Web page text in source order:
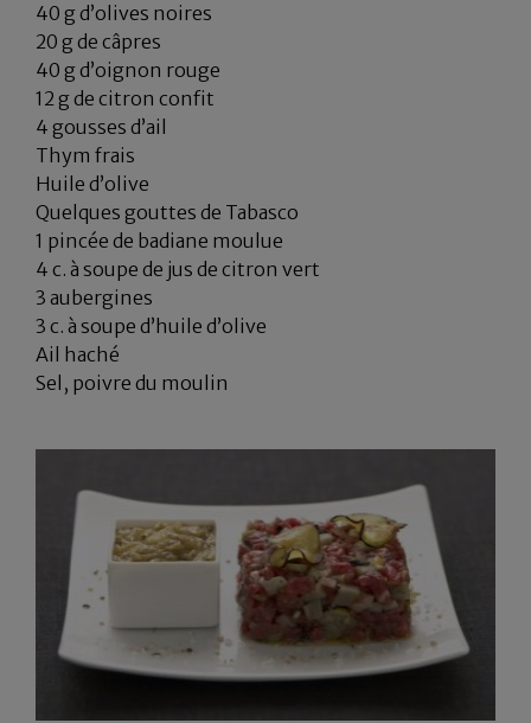
40 g d’olives noires
20 g de câpres
40 g d’oignon rouge
12 g de citron confit
4 gousses d’ail
Thym frais
Huile d’olive
Quelques gouttes de Tabasco
1 pincée de badiane moulue
4 c. à soupe de jus de citron vert
3 aubergines
3 c. à soupe d’huile d’olive
Ail haché
Sel, poivre du moulin